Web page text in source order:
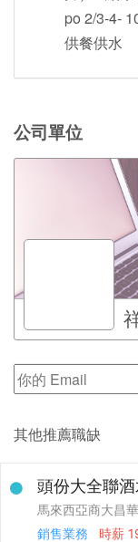
po 2/3-4-
供餐供水
公司單位
其他推薦職缺
頭份大全聯
馬來西亞商大昌
銷售業務
時薪